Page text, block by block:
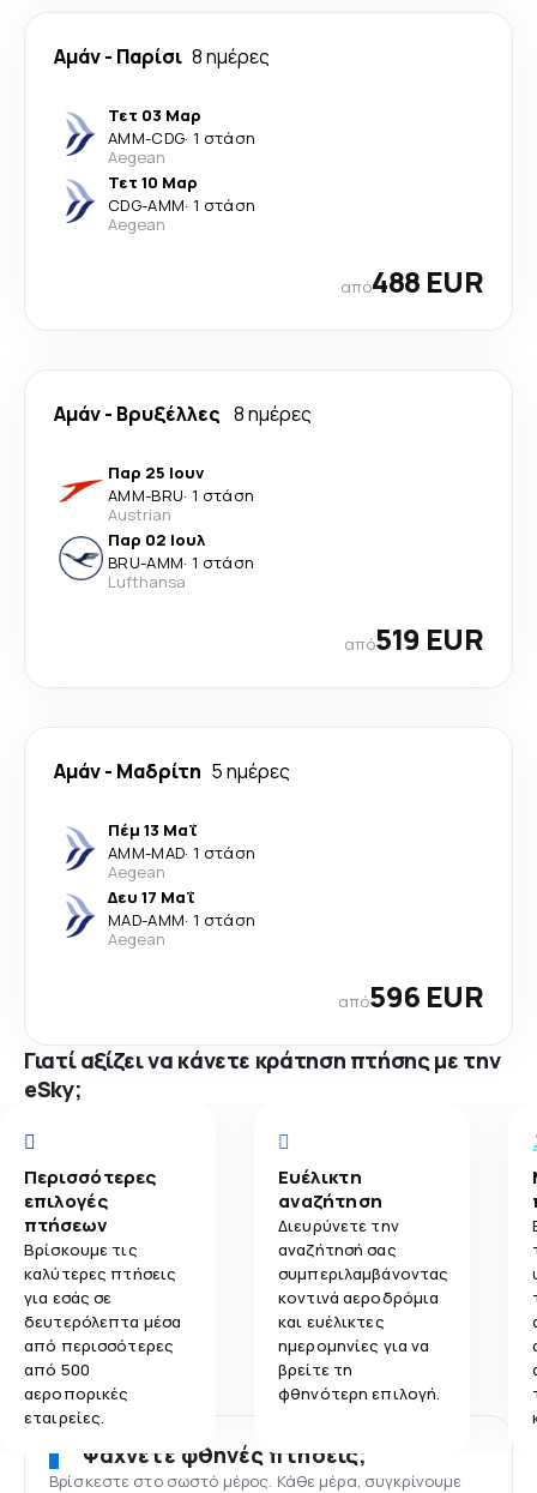
Αμάν- Παρίσι 8 ημέρες
Τετ 03 Μαρ
AMM-CDG· 1 στάση
Aegean
Τετ 10 Μαρ
CDG-AMM· 1 στάση
Aegean
από488 EUR
Αμάν- Βρυξέλλες 8 ημέρες
Παρ 25 Ιουν
AMM-BRU· 1 στάση
Austrian
Παρ 02 Ιουλ
BRU-AMM· 1 στάση
Lufthansa
από519 EUR
Αμάν- Μαδρίτη 5 ημέρες
Πέμ 13 Μαΐ
AMM-MAD· 1 στάση
Aegean
Δευ 17 Μαΐ
MAD-AMM· 1 στάση
Aegean
από596 EUR
Γιατί αξίζει να κάνετε κράτηση πτήσης με την
eSky;
Περισσότερες
επιλογές
πτήσεων
Βρίσκουμε τις
καλύτερες πτήσεις
για εσάς σε
δευτερόλεπτα μέσα
από περισσότερες
από 500
αεροπορικές
εταιρείες.
Ευέλικτη
αναζήτηση
Διευρύνετε την
αναζήτησή σας
συμπεριλαμβάνοντας
κοντινά αεροδρόμια
και ευέλικτες
ημερομηνίες για να
βρείτε τη
φθηνότερη επιλογή.
Ψάχνετε φθηνές πτήσεις;
Βρίσκεστε στο σωστό μέρος. Κάθε μέρα, συγκρίνουμε